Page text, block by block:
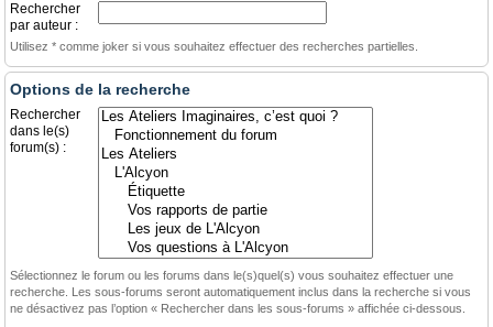
Rechercher
par auteur :
Utilisez * comme joker si vous souhaitez effectuer des recherches partielles.
Options de la recherche
Rechercher
dans le(s)
forum(s) :
Sélectionnez le forum ou les forums dans le(s)quel(s) vous souhaitez effectuer une
recherche. Les sous-forums seront automatiquement inclus dans la recherche si vous
ne désactivez pas l’option « Rechercher dans les sous-forums » affichée ci-dessous.